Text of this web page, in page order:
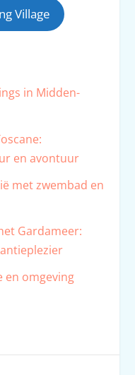
Village
in Midden-
en avontuur
met zwembad en
Gardameer:
en omgeving